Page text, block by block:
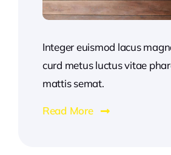
Integer euismod lacus
curd metus luctus vitae
mattis semat.
Read More